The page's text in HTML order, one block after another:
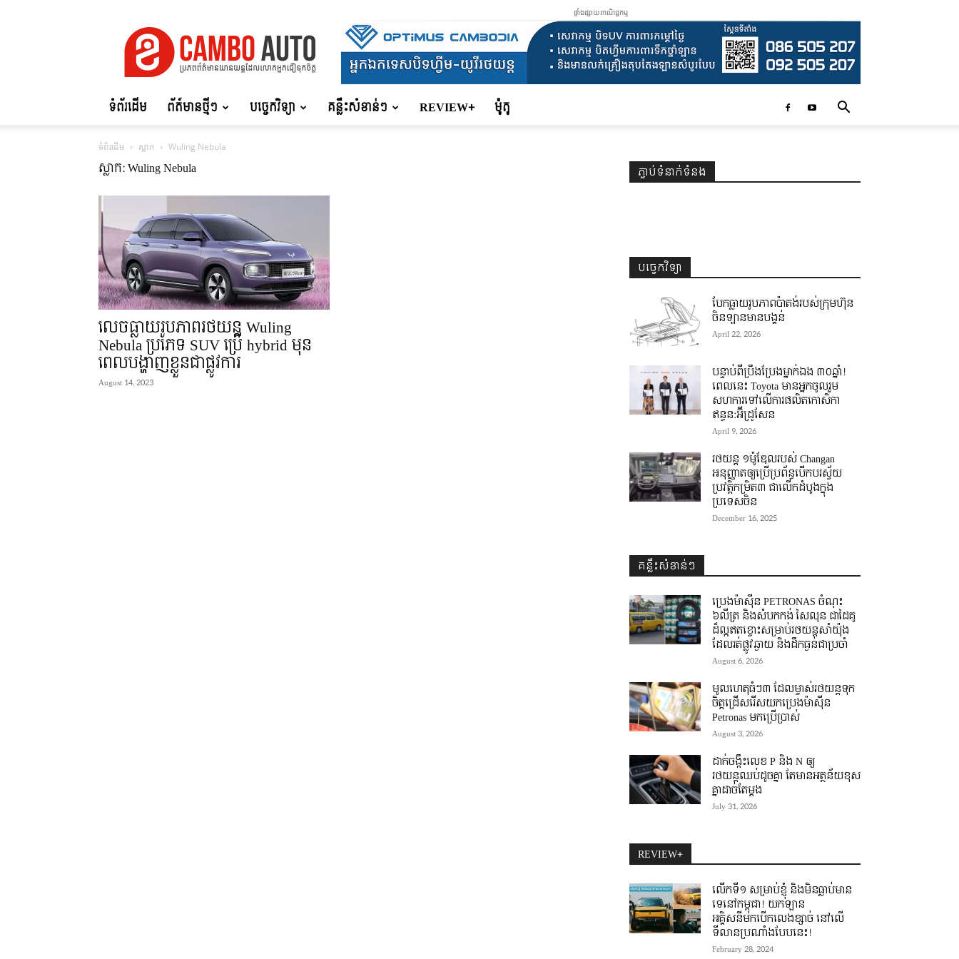
Auto
ផ្ទាំងផ្សាយពាណិជ្ជកម្ម
ទំព័រដើម ព័ត៍មានថ្មីៗ បច្ចេកវិទ្យា គន្លឹះសំខាន់ៗ REVIEW+ ម៉ូតូ
ទំព័រដើម ស្លាក Wuling Nebula
ស្លាក: Wuling Nebula
លេចធ្លាយរូបភាពរថយន្ត Wuling
Nebula ប្រភេទ SUV ប្រើ hybrid មុន
ពេលបង្ហាញខ្លួនជាផ្លូវការ
August 14, 2023
ភ្ជាប់ទំនាក់ទំនង
បច្ចេកវិទ្យា
បែកធ្លាយរូបភាពប៉ាតង់របស់ក្រុមហ៊ុន
ចិនឡានមានបង្គន់
April 22, 2026
បន្ទាប់ពីប្រឹងប្រែងម្នាក់ឯង ៣០ឆ្នាំ! ​
ពេលនេះ Toyota មានអ្នកចូលរួម
សហការទៅលើការផលិតកោសិកា
ឥន្ធន:អ៊ីដ្រូសែន
April 9, 2026
រថយន្ត ១ម៉ូឌែលរបស់ Changan
អនុញ្ញាតឲ្យប្រើប្រព័ន្ធបើកបរស្វ័យ
ប្រវត្តិកម្រិត៣ ជាលើកដំបូងក្នុង
ប្រទេសចិន
December 16, 2025
គន្លឹះសំខាន់ៗ
ប្រេងម៉ាស៊ីន PETRONAS ចំណុះ
៦លីត្រ និងសំបកកង់ សៃលុន ជាដៃគូ
ដ៏ល្អឥតខ្ចោះសម្រាប់រថយន្តសាំយ៉ុង
ដែលរត់ផ្លូវឆ្ងាយ និងដឹកធ្ងន់ជាប្រចាំ
August 6, 2026
មូលហេតុធំៗ៣ ដែលម្ចាស់រថយន្តទុក
ចិត្តជ្រើសរើសយកប្រេងម៉ាស៊ីន
Petronas មកប្រើប្រាស់
August 3, 2026
ដាក់ចង្កឹះលេខ P និង N ឲ្យ
រថយន្តឈប់ដូចគ្នា តែមានអត្ថន័យខុស
គ្នាដាច់តែម្តង
July 31, 2026
REVIEW+
លើកទី១ សម្រាប់ខ្ញុំ និងមិនធ្លាប់មាន
ទេនៅកម្ពុជា! យកឡាន
អគ្គិសនីមកបើកលេងខ្សាច់ នៅលើ
ទីលានប្រណាំងបែបនេះ!
February 28, 2024